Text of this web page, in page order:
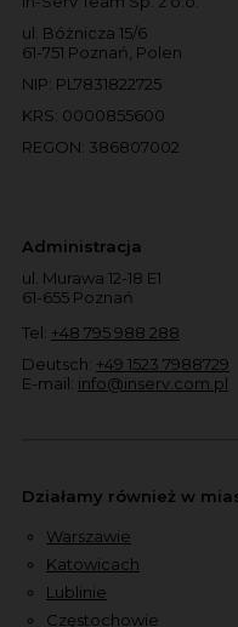
ul. Bóżnicza 15/6
61-751 Poznań, Polen
NIP: PL7831822725
KRS: 0000855600
REGON: 386807002
Administracja
ul. Murawa 12-18 E1
61-655 Poznań
Tel: +48 795 988 288
Deutsch: +49 1523 7988729
E-mail: info@inserv.com.pl
Działamy również w
Warszawie
Katowicach
Lublinie
Częstochowie